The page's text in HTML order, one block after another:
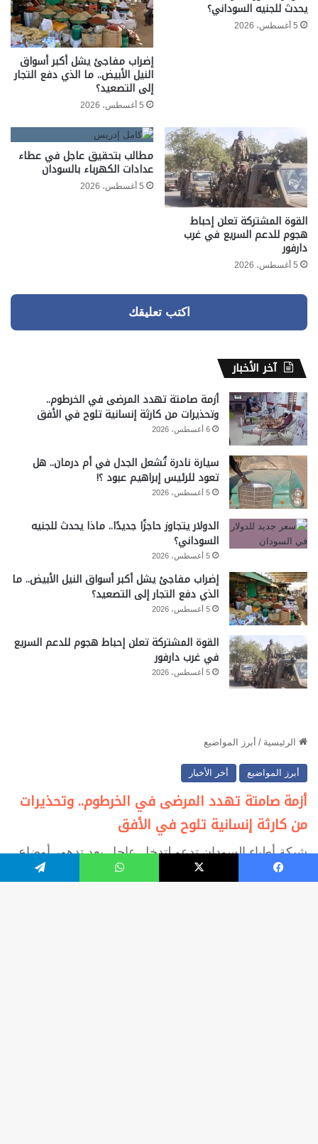
يحدث للجنيه السوداني؟
5 أغسطس، 2026
إضراب مفاجئ يشل أكبر أسواق
النيل الأبيض.. ما الذي دفع التجار
إلى التصعيد؟
5 أغسطس، 2026
القوة المشتركة تعلن إحباط
هجوم للدعم السريع في غرب
دارفور
5 أغسطس، 2026
مطالب بتحقيق عاجل في عطاء
عدادات الكهرباء بالسودان
5 أغسطس، 2026
اكتب تعليقك
آخر الأخبار
أزمة صامتة تهدد المرضى في الخرطوم..
وتحذيرات من كارثة إنسانية تلوح في الأفق
6 أغسطس، 2026
سيارة نادرة تُشعل الجدل في أم درمان.. هل
تعود للرئيس إبراهيم عبود ؟!
5 أغسطس، 2026
الدولار يتجاوز حاجزًا جديدًا.. ماذا يحدث للجنيه
السوداني؟
5 أغسطس، 2026
إضراب مفاجئ يشل أكبر أسواق النيل الأبيض.. ما
الذي دفع التجار إلى التصعيد؟
5 أغسطس، 2026
القوة المشتركة تعلن إحباط هجوم للدعم السريع
في غرب دارفور
5 أغسطس، 2026
فيسبوك ‫X واتساب تيلقرام